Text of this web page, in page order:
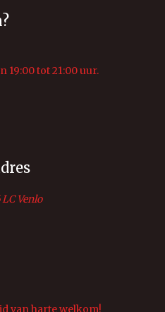
19:00 tot 21:00 uur.
Venlo
van harte welkom!